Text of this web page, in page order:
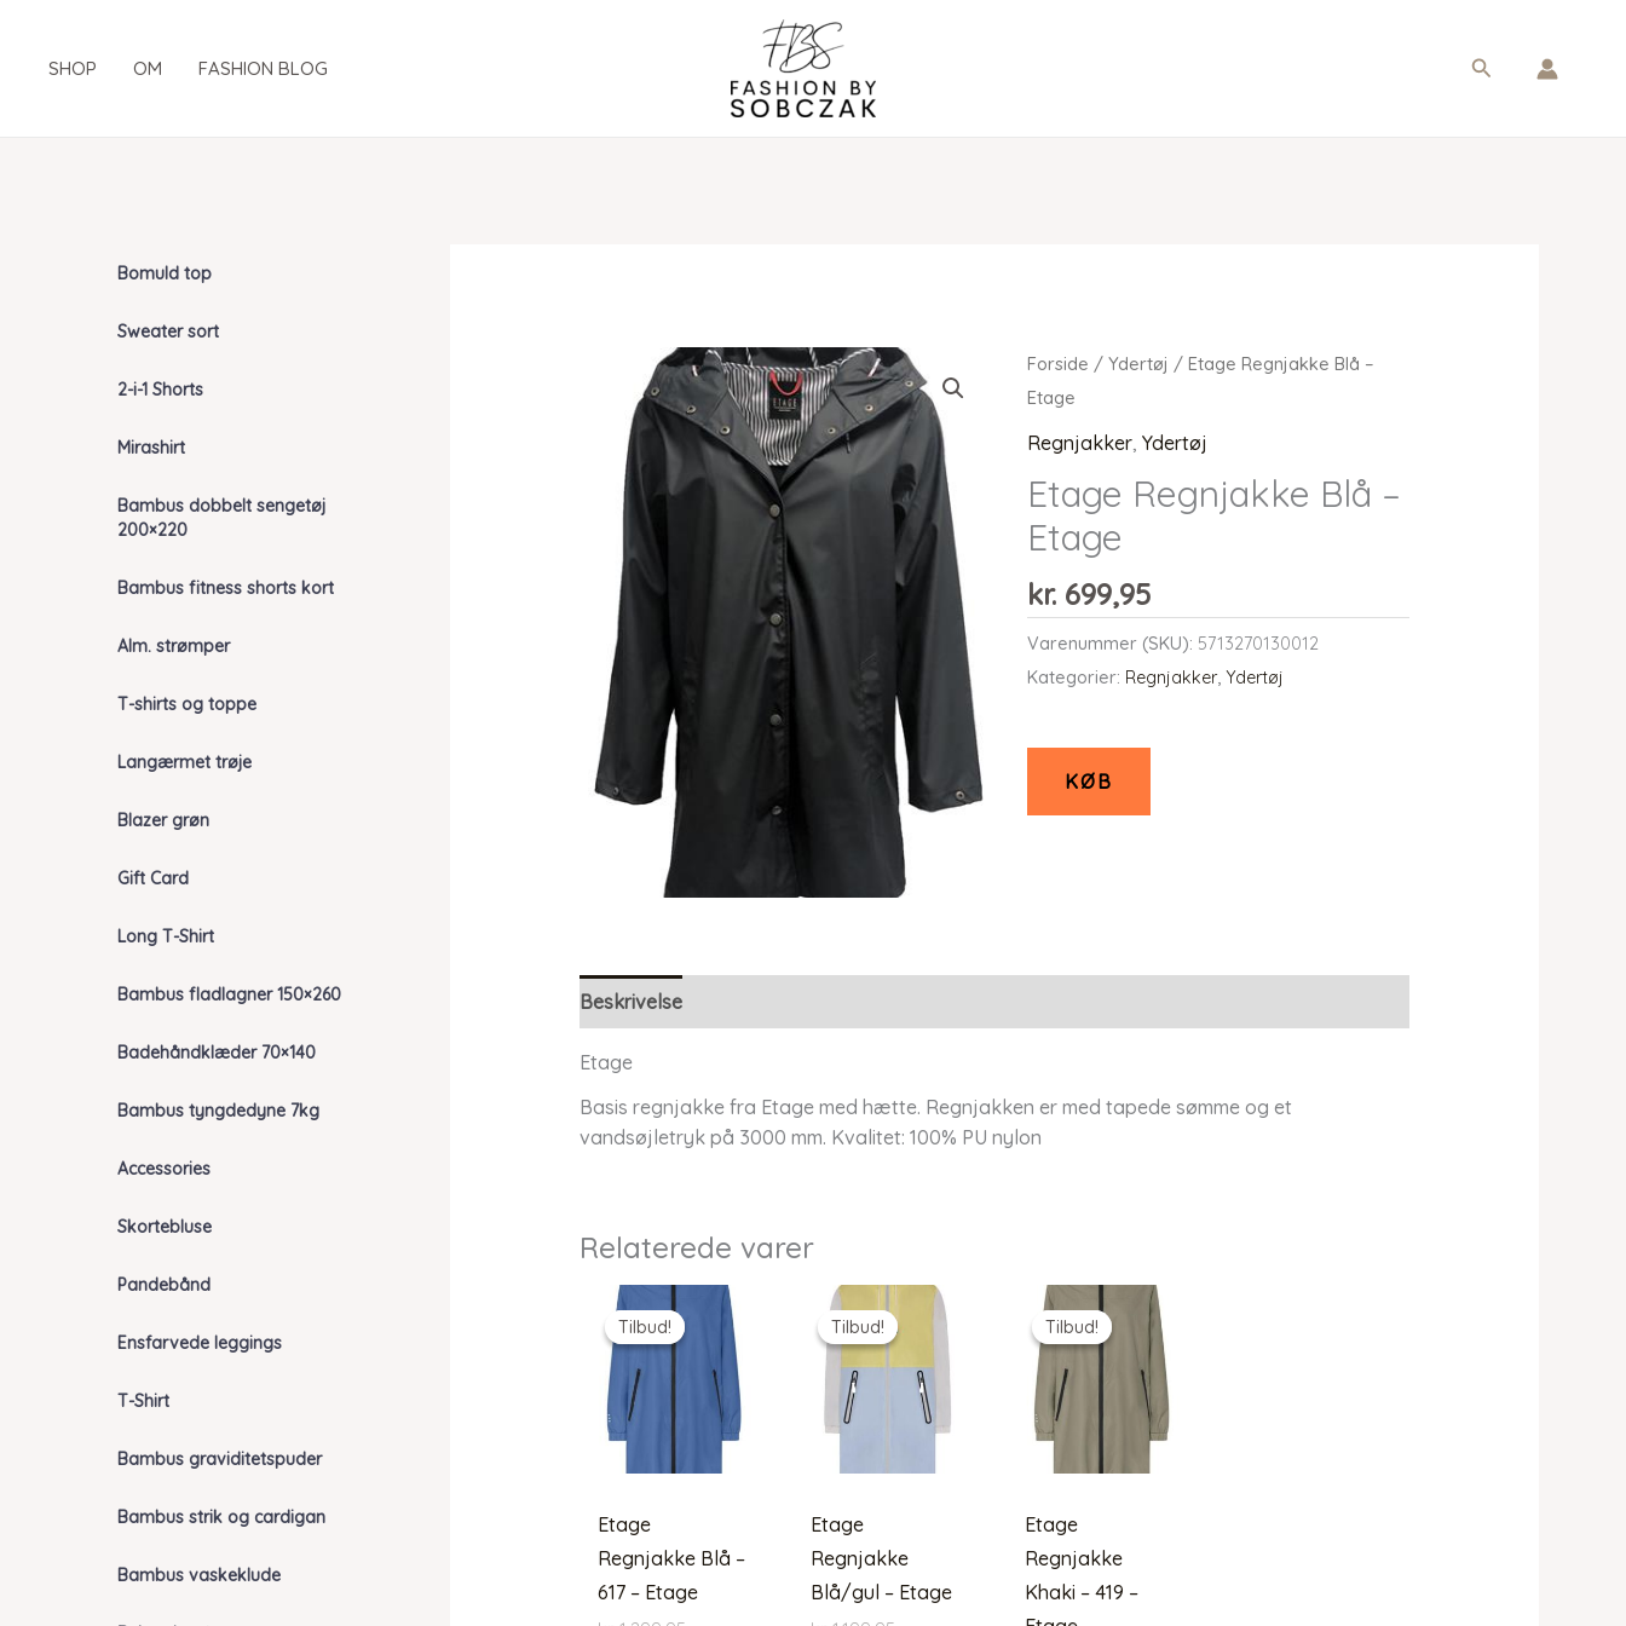
SHOP OM FASHION BLOG Søg
Bomuld top
Sweater sort
2-i-1 Shorts
Mirashirt
Bambus dobbelt sengetøj
200×220
Bambus fitness shorts kort
Alm. strømper
T-shirts og toppe
Langærmet trøje
Blazer grøn
Gift Card
Long T-Shirt
Bambus fladlagner 150×260
Badehåndklæder 70×140
Bambus tyngdedyne 7kg
Accessories
Skortebluse
Pandebånd
Ensfarvede leggings
T-Shirt
Bambus graviditetspuder
Bambus strik og cardigan
Bambus vaskeklude
Forside /Ydertøj / Etage Regnjakke Blå –
Etage
Regnjakker,Ydertøj
Etage Regnjakke Blå –
Etage
kr. 699,95
Varenummer (SKU): 5713270130012
Kategorier: Regnjakker,Ydertøj
KØB
Beskrivelse
Etage
Basis regnjakke fra Etage med hætte. Regnjakken er med tapede sømme og et
vandsøjletryk på 3000 mm. Kvalitet: 100% PU nylon
Relaterede varer
Tilbud!
Tilbud!
Etage
Regnjakke Blå –
617 – Etage
Tilbud!
Tilbud!
Etage
Regnjakke
Blå/gul – Etage
Tilbud!
Tilbud!
Etage
Regnjakke
Khaki – 419 –